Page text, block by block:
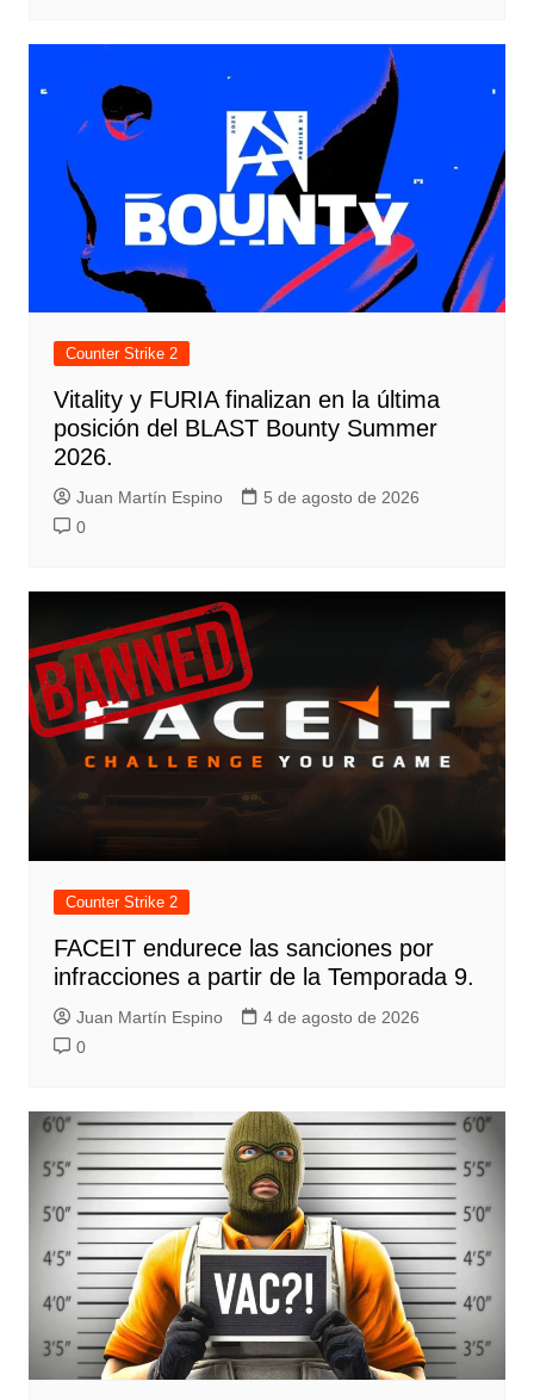
Counter Strike 2
Vitality y FURIA finalizan en la última
posición del BLAST Bounty Summer
2026.
Juan Martín Espino
5 de agosto de 2026
0
Counter Strike 2
FACEIT endurece las sanciones por
infracciones a partir de la Temporada 9.
Juan Martín Espino
4 de agosto de 2026
0